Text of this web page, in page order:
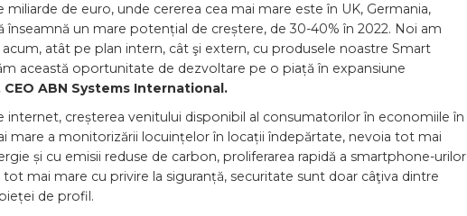
de euro, unde cererea cea mai mare este în UK, Germania,
înseamnă un mare potențial de creștere, de 30-40% în 2022. Noi am
atât pe plan intern, cât şi extern, cu produsele noastre Smart
această oportunitate de dezvoltare pe o piață în expansiune
CEO ABN Systems International.
creșterea venitului disponibil al consumatorilor în economiile în
mare a monitorizării locuințelor în locații îndepărtate, nevoia tot mai
și cu emisii reduse de carbon, proliferarea rapidă a smartphone-urilor
mai mare cu privire la siguranță, securitate sunt doar câţiva dintre
de profil.